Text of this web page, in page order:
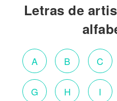
Letras de
A B C
G H I